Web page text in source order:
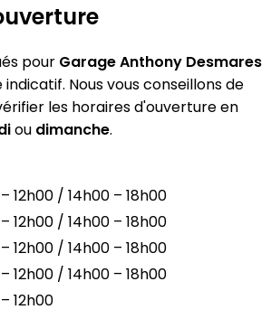
pour Garage Anthony Desmares
Nous vous conseillons de
les horaires d'ouverture en
ou dimanche.
12h00 / 14h00 – 18h00
12h00 / 14h00 – 18h00
12h00 / 14h00 – 18h00
12h00 / 14h00 – 18h00
12h00